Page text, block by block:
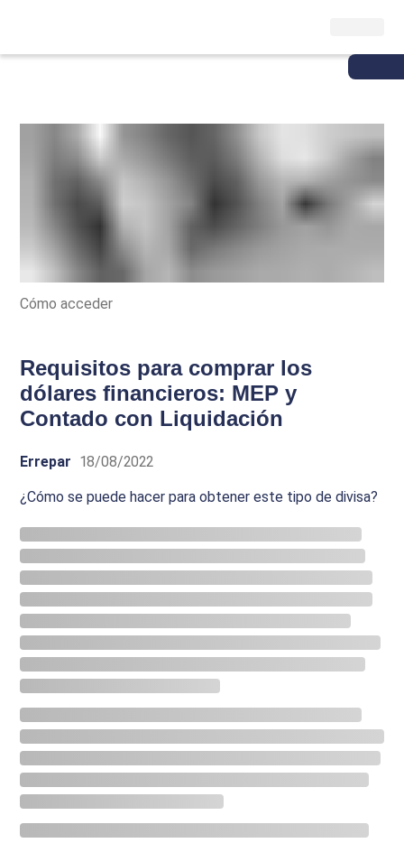
Cómo acceder
Requisitos para comprar los
dólares financieros: MEP y
Contado con Liquidación
Errepar 18/08/2022
¿Cómo se puede hacer para obtener este tipo de divisa?